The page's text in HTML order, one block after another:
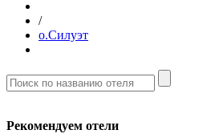
/
о.Силуэт
Рекомендуем отели